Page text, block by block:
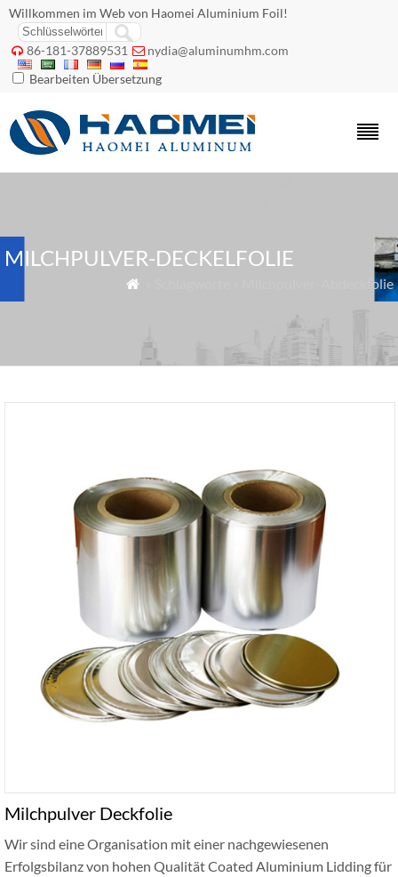
Willkommen im Web von Haomei Aluminium Foil!
 86-181-37889531  nydia@aluminumhm.com
Bearbeiten Übersetzung
MILCHPULVER-DECKELFOLIE
 » Schlagworte » Milchpulver-Abdeckfolie
Milchpulver Deckfolie
Wir sind eine Organisation mit einer nachgewiesenen
Erfolgsbilanz von hohen Qualität Coated Aluminium Lidding für